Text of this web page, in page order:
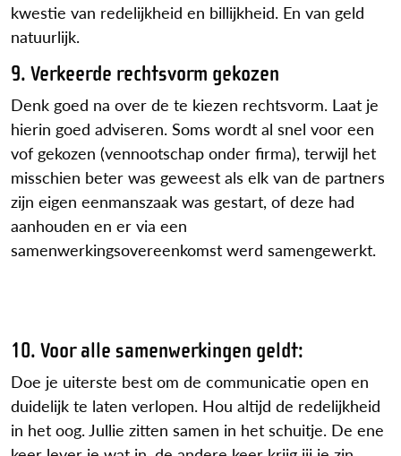
kwestie van redelijkheid en billijkheid. En van geld
natuurlijk.
9. Verkeerde rechtsvorm gekozen
Denk goed na over de te kiezen rechtsvorm. Laat je
hierin goed adviseren. Soms wordt al snel voor een
vof gekozen (vennootschap onder firma), terwijl het
misschien beter was geweest als elk van de partners
zijn eigen eenmanszaak was gestart, of deze had
aanhouden en er via een
samenwerkingsovereenkomst werd samengewerkt.
10. Voor alle samenwerkingen geldt:
Doe je uiterste best om de communicatie open en
duidelijk te laten verlopen. Hou altijd de redelijkheid
in het oog. Jullie zitten samen in het schuitje. De ene